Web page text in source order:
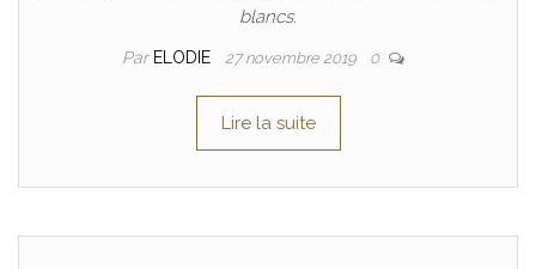
blancs.
Par ELODIE 27 novembre 2019 0
Lire la suite